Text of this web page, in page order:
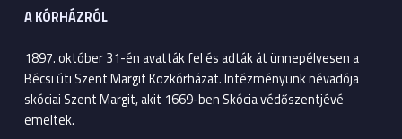
A KÓRHÁZRÓL
1897. október 31-én avatták fel és adták át ünnepélyesen a
Bécsi úti Szent Margit Közkórházat. Intézményünk névadója
skóciai Szent Margit, akit 1669-ben Skócia védőszentjévé
emeltek.